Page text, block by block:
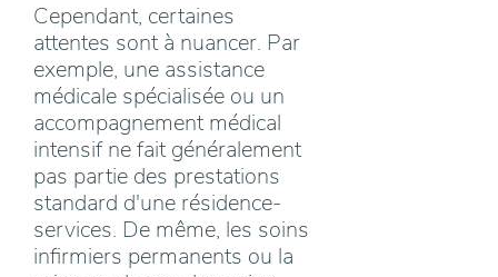
Cependant, certaines
attentes sont à nuancer. Par
exemple, une assistance
médicale spécialisée ou un
accompagnement médical
intensif ne fait généralement
pas partie des prestations
standard d'une résidence-
services. De même, les soins
infirmiers permanents ou la